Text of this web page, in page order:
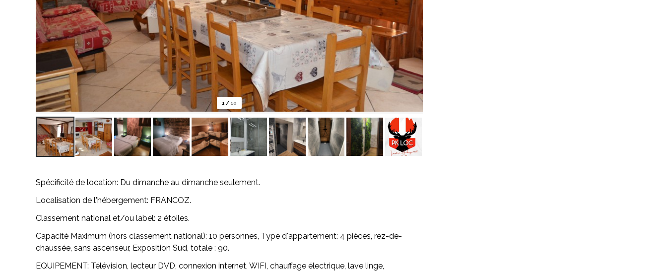
1 /10
Spécificité de location: Du dimanche au dimanche seulement.
Localisation de l'hébergement: FRANCOZ.
Classement national et/ou label: 2 étoiles.
Capacité Maximum (hors classement national): 10 personnes, Type d'appartement: 4 pièces, rez-de-
chaussée, sans ascenseur, Exposition Sud, totale : 90.
EQUIPEMENT: Télévision, lecteur DVD, connexion internet, WIFI, chauffage électrique, lave linge,